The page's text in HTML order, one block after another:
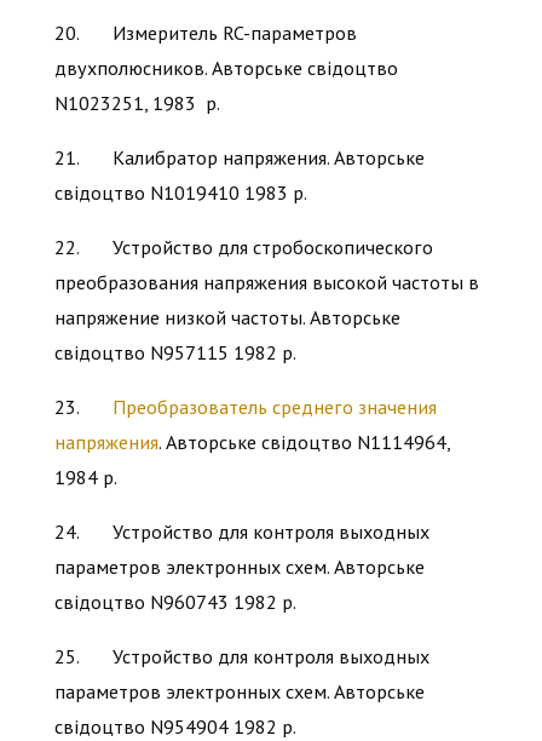
20. Измеритель RC-параметров
двухполюсников. Авторське свідоцтво
N1023251, 1983 р.
21. Калибратор напряжения. Авторське
свідоцтво N1019410 1983 р.
22. Устройство для стробоскопического
преобразования напряжения высокой частоты в
напряжение низкой частоты. Авторське
свідоцтво N957115 1982 р.
23. Преобразователь среднего значения
напряжения. Авторське свідоцтво N1114964,
1984 р.
24. Устройство для контроля выходных
параметров электронных схем. Авторське
свідоцтво N960743 1982 р.
25. Устройство для контроля выходных
параметров электронных схем. Авторське
свідоцтво N954904 1982 р.